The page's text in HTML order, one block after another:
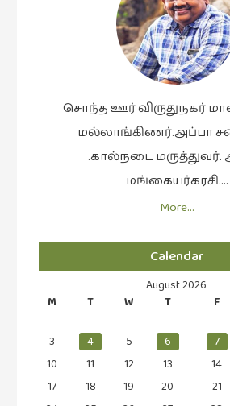
சொந்த ஊர் விருதுநகர்
மல்லாங்கிணர்.அப்பா
.கால்நடை மருத்துவர்.
மங்கையர்கரசி….
More…
Calendar
August 2026
M
T W T F
3
4 5 6 7
10
11 12 13 14
17
18 19 20 21